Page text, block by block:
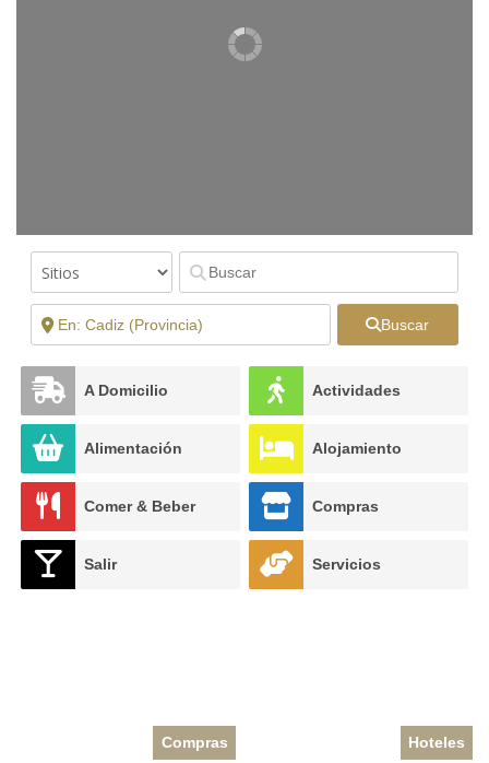
Buscar
A Domicilio Actividades
Alimentación Alojamiento
Comer & Beber Compras
Salir Servicios
Compras Hoteles